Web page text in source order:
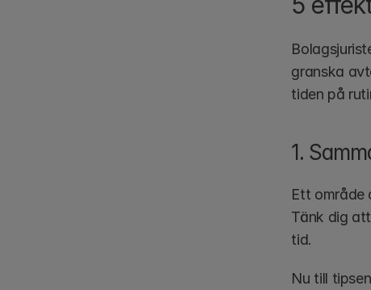
granska
tiden på
1.
Ett område
Tänk dig
tid.